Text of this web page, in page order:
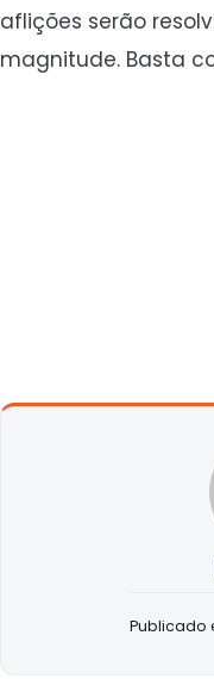
aflições serão
magnitude. Basta
Publicado